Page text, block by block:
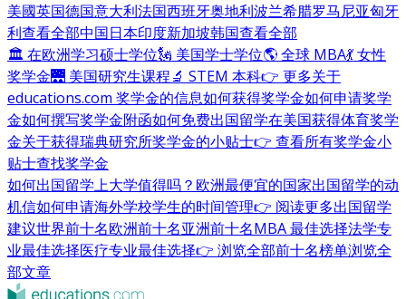
美國英国德国意大利法国西班牙奥地利波兰希腊罗马尼亚匈牙
利查看全部中国日本印度新加坡韩国查看全部
🏛 在欧洲学习硕士学位🗽 美国学士学位🌎 全球 MBA💃 女性
奖学金🌉 美国研究生课程🔬 STEM 本科👉 更多关于
educations.com 奖学金的信息如何获得奖学金如何申请奖学
金如何撰写奖学金附函如何免费出国留学在美国获得体育奖学
金关于获得瑞典研究所奖学金的小贴士👉 查看所有奖学金小
贴士查找奖学金
如何出国留学上大学值得吗？ 欧洲最便宜的国家出国留学的动
机信如何申请海外学校学生的时间管理👉 阅读更多出国留学
建议世界前十名欧洲前十名亚洲前十名MBA 最佳选择法学专
业最佳选择医疗专业最佳选择👉 浏览全部前十名榜单浏览全
部文章